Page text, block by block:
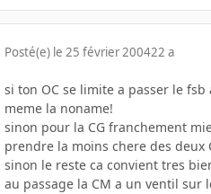
Posté(e) le 25 février 200422 a
si ton OC se limite a passer le
meme la noname!
sinon pour la CG franchement
prendre la moins chere des deux
sinon le reste ca convient tres
au passage la CM a un ventil sur